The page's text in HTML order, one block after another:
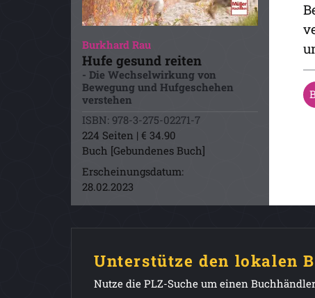
Burkhard Rau
Hufe gesund reiten
- Die Wechselwirkung von
Bewegung und Hufgeschehen
verstehen
ISBN: 978-3-275-02271-7
224 Seiten | € 34.90
Buch [Gebundenes Buch]
Erscheinungsdatum:
28.02.2023
Unterstütze den lokalen
Nutze die PLZ-Suche um einen